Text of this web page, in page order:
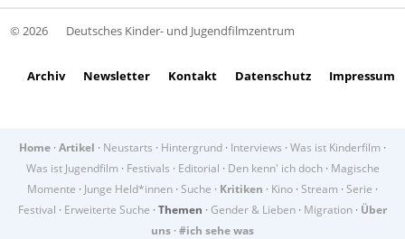
© 2026 Deutsches Kinder- und Jugendfilmzentrum
Archiv Newsletter Kontakt Datenschutz Impressum
Home · Artikel · Neustarts · Hintergrund · Interviews · Was ist Kinderfilm ·
Was ist Jugendfilm · Festivals · Editorial · Den kenn' ich doch· Magische
Momente · Junge Held*innen · Suche · Kritiken · Kino · Stream · Serie ·
Festival · Erweiterte Suche · Themen · Gender & Lieben · Migration · Über
uns · #ich sehe was